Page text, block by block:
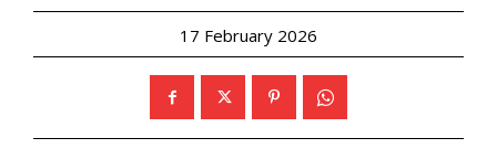
17 February 2026